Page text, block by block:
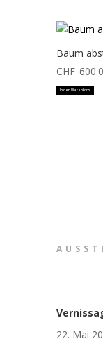
Baum
CHF
In den Warenkorb
22. Mai